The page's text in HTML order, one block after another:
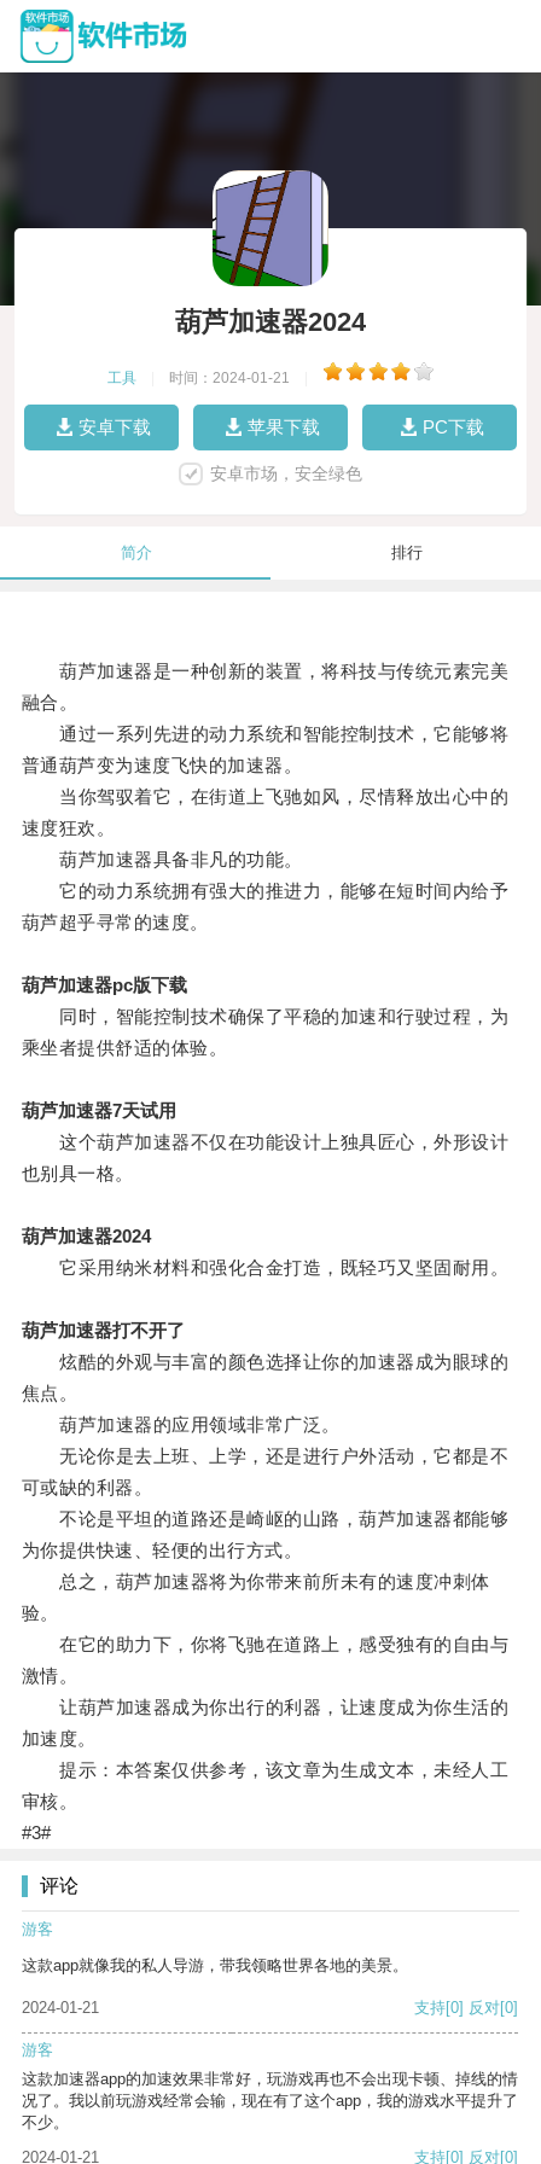
葫芦加速器2024
工具 时间：2024-01-21
安卓下载 苹果下载 PC下载
安卓市场，安全绿色
简介 排行
葫芦加速器是一种创新的装置，将科技与传统元素完美
融合。
通过一系列先进的动力系统和智能控制技术，它能够将
普通葫芦变为速度飞快的加速器。
当你驾驭着它，在街道上飞驰如风，尽情释放出心中的
速度狂欢。
葫芦加速器具备非凡的功能。
它的动力系统拥有强大的推进力，能够在短时间内给予
葫芦超乎寻常的速度。
葫芦加速器pc版下载
同时，智能控制技术确保了平稳的加速和行驶过程，为
乘坐者提供舒适的体验。
葫芦加速器7天试用
这个葫芦加速器不仅在功能设计上独具匠心，外形设计
也别具一格。
葫芦加速器2024
它采用纳米材料和强化合金打造，既轻巧又坚固耐用。
葫芦加速器打不开了
炫酷的外观与丰富的颜色选择让你的加速器成为眼球的
焦点。
葫芦加速器的应用领域非常广泛。
无论你是去上班、上学，还是进行户外活动，它都是不
可或缺的利器。
不论是平坦的道路还是崎岖的山路，葫芦加速器都能够
为你提供快速、轻便的出行方式。
总之，葫芦加速器将为你带来前所未有的速度冲刺体
验。
在它的助力下，你将飞驰在道路上，感受独有的自由与
激情。
让葫芦加速器成为你出行的利器，让速度成为你生活的
加速度。
提示：本答案仅供参考，该文章为生成文本，未经人工
审核。
#3#
评论
游客
这款app就像我的私人导游，带我领略世界各地的美景。
2024-01-21 支持[0] 反对[0]
游客
这款加速器app的加速效果非常好，玩游戏再也不会出现卡顿、掉线的情
况了。我以前玩游戏经常会输，现在有了这个app，我的游戏水平提升了
不少。
2024-01-21
支持[0] 反对[0]